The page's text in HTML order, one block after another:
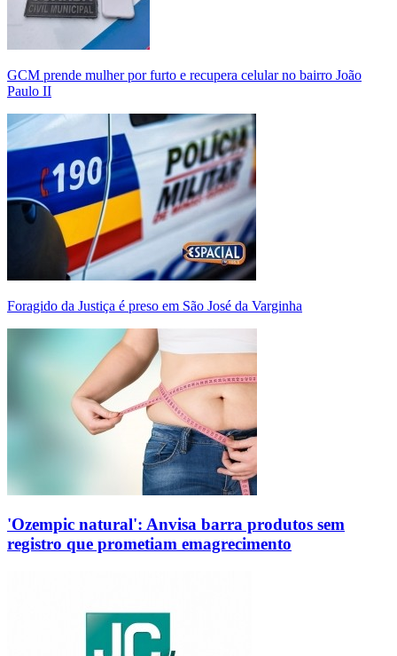
GCM prende mulher por furto e recupera celular no bairro João
Paulo II
Foragido da Justiça é preso em São José da Varginha
'Ozempic natural': Anvisa barra produtos sem
registro que prometiam emagrecimento